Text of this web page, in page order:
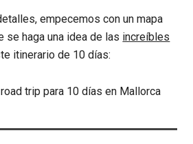
empecemos con un mapa
se haga una idea de las increíbles
itinerario de 10 días: